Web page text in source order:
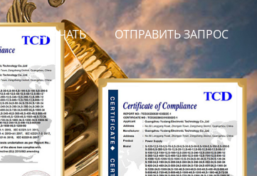
СКАЧАТЬ ОТПРАВИТЬ ЗАПРОС